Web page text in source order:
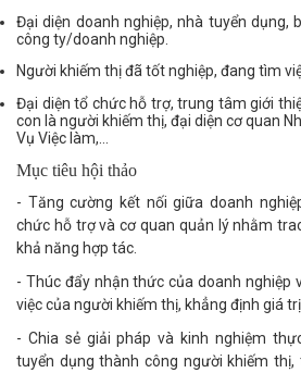
Đại diện doanh nghiệp, nhà tuyển dụng,
công ty/doanh nghiệp.
Người khiếm thị đã tốt nghiệp, đang tìm
Đại diện tổ chức hỗ trợ, trung tâm giới
con là người khiếm thị, đại diện cơ quan
Vụ Việc làm,…
Mục tiêu hội thảo
- Tăng cường kết nối giữa doanh
chức hỗ trợ và cơ quan quản lý nhằm
khả năng hợp tác.
- Thúc đẩy nhận thức của doanh nghiệp
việc của người khiếm thị, khẳng định giá
- Chia sẻ giải pháp và kinh nghiệm
tuyển dụng thành công người khiếm